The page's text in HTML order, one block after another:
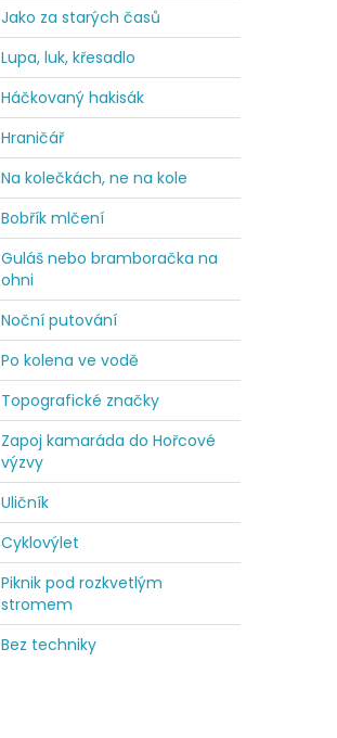
Jako za starých časů
Lupa, luk, křesadlo
Háčkovaný hakisák
Hraničář
Na kolečkách, ne na kole
Bobřík mlčení
Guláš nebo bramboračka na
ohni
Noční putování
Po kolena ve vodě
Topografické značky
Zapoj kamaráda do Hořcové
výzvy
Uličník
Cyklovýlet
Piknik pod rozkvetlým
stromem
Bez techniky